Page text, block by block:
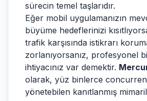
sürecin temel taşlarıdır.
Eğer mobil uygulamanızın
büyüme hedeflerinizi
trafik karşısında istikrarı
zorlanıyorsanız, profesyonel
ihtiyacınız var demektir.
olarak, yüz binlerce concurrent
yönetebilen kanıtlanmış